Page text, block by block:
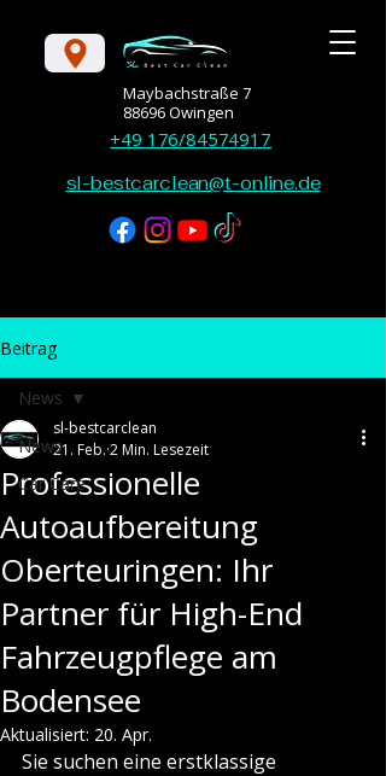
Maybachstraße 7
88696 Owingen
+49 176/84574917
sl-bestcarclean@t-online.de
Beitrag
News
Car Care
News
Professionelle
Autoaufbereitung
Oberteuringen: Ihr
Partner für High-End
Fahrzeugpflege am
Bodensee
sl-bestcarclean
21. Feb. 2 Min. Lesezeit
Aktualisiert: 20. Apr.
Sie suchen eine erstklassige